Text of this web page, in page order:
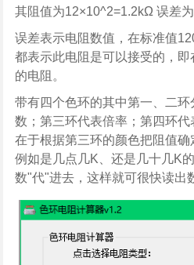
其阻值为12×10^2=1.2kΩ 误差为
误差表示电阻数值，在标准值
都表示此电阻是可以接受的，
的电阻。
带有四个色环的其中第一、二
数；第三环代表倍率；第四环
在于根据第三环的颜色把阻值确
例如是几点几K、还是几十几K
数"代"进去，这样就可很快读出